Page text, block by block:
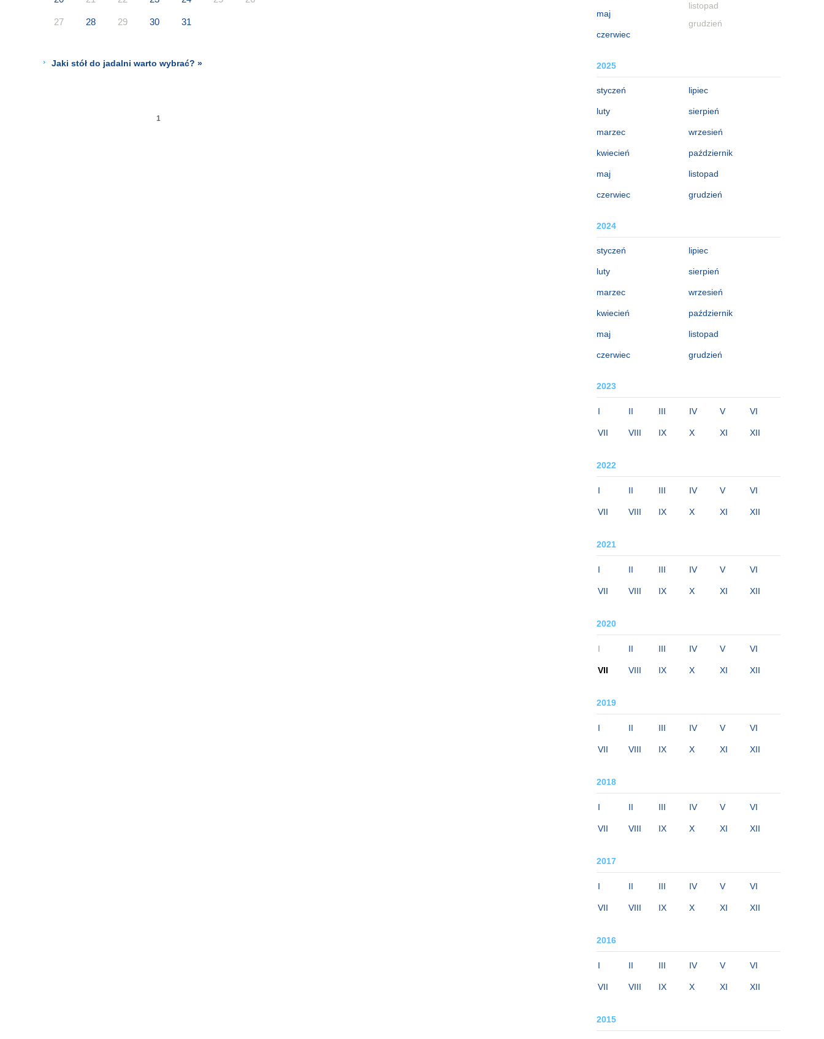
maj
czerwiec
listopad
grudzień
2025
styczeń
luty
marzec
kwiecień
maj
czerwiec
lipiec
sierpień
wrzesień
październik
listopad
grudzień
2024
styczeń
luty
marzec
kwiecień
maj
czerwiec
lipiec
sierpień
wrzesień
październik
listopad
grudzień
2023
I II III IV V VI
VII VIII IX X XI XII
2022
I II III IV V VI
VII VIII IX X XI XII
2021
I II III IV V VI
VII VIII IX X XI XII
2020
I II III IV V VI
VII VIII IX X XI XII
2019
I II III IV V VI
VII VIII IX X XI XII
2018
I II III IV V VI
VII VIII IX X XI XII
2017
I II III IV V VI
VII VIII IX X XI XII
2016
I II III IV V VI
VII VIII IX X XI XII
2015
27 28 29 30 31
Jaki stół do jadalni warto wybrać? »
1